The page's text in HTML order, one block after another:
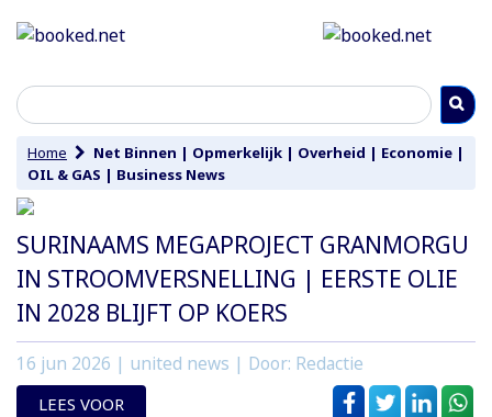
Home Net Binnen | Opmerkelijk | Overheid | Economie |
OIL & GAS | Business News
SURINAAMS MEGAPROJECT GRANMORGU
IN STROOMVERSNELLING | EERSTE OLIE
IN 2028 BLIJFT OP KOERS
16 jun 2026 | united news | Door: Redactie
LEES VOOR